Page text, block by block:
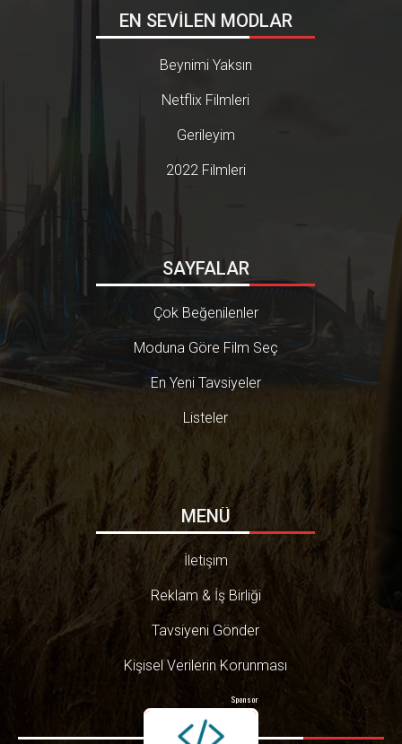
EN SEVİLEN MODLAR
Beynimi Yaksın
Netflix Filmleri
Gerileyim
2022 Filmleri
SAYFALAR
Çok Beğenilenler
Moduna Göre Film Seç
En Yeni Tavsiyeler
Listeler
MENÜ
İletişim
Reklam & İş Birliği
Tavsiyeni Gönder
Kişisel Verilerin Korunması
Sponsor